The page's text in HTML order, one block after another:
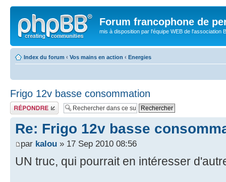
Forum francophone de
mis à disposition par l'équipe WEB de l'association
Index du forum ‹ Vos mains en action ‹ Energies
Frigo 12v basse consommation
Publier une
réponse
Re: Frigo 12v basse
par kalou » 17 Sep 2010 08:56
UN truc, qui pourrait en intéresser